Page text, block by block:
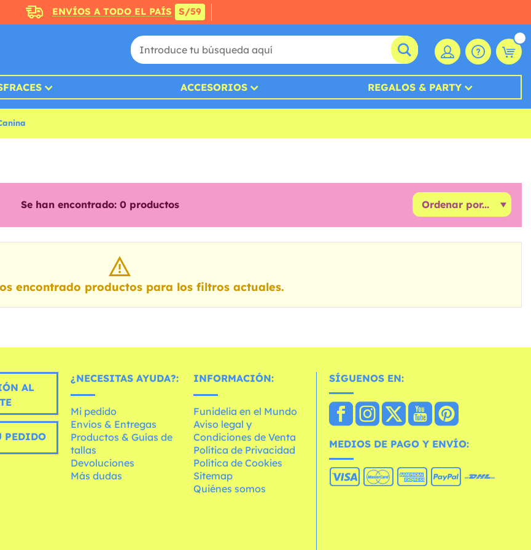
ENVÍOS A TODO EL PAÍS S/59
ACCESORIOS REGALOS & PARTY
Se han encontrado: 0 productos
encontrado productos para los filtros actuales.
AL
PEDIDO
¿NECESITAS AYUDA?:
Mi pedido
Envíos & Entregas
Productos & Guías de
tallas
Devoluciones
Más dudas
INFORMACIÓN:
Funidelia en el Mundo
Aviso legal y
Condiciones de Venta
Política de Privacidad
Política de Cookies
Sitemap
Quiénes somos
SÍGUENOS EN:
MEDIOS DE PAGO Y ENVÍO: